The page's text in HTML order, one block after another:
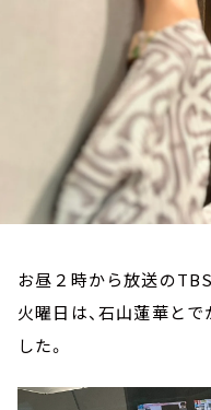
お昼２時から放送の
火曜日は、石山蓮華と
した。